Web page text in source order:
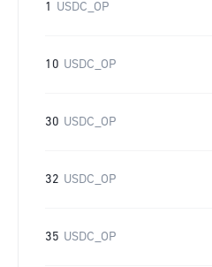
1 USDC_OP
10 USDC_OP
30 USDC_OP
32 USDC_OP
35 USDC_OP